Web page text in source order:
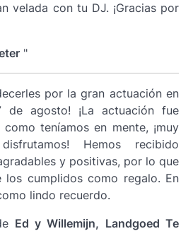
velada con tu DJ. ¡Gracias por
"
por la gran actuación en
de agosto! ¡La actuación fue
teníamos en mente, ¡muy
Hemos recibido
y positivas, por lo que
los cumplidos como regalo. En
lindo recuerdo.
Ed y Willemijn, Landgoed Te